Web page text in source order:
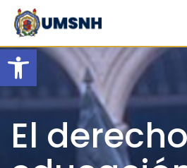
Open toolbar
Skip
content
El